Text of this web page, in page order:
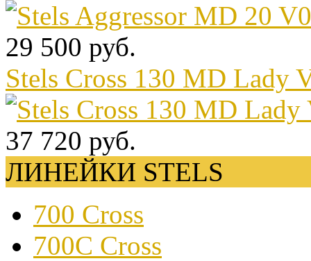
29 500 руб.
Stels Cross 130 MD Lady
37 720 руб.
ЛИНЕЙКИ STELS
700 Cross
700C Cross